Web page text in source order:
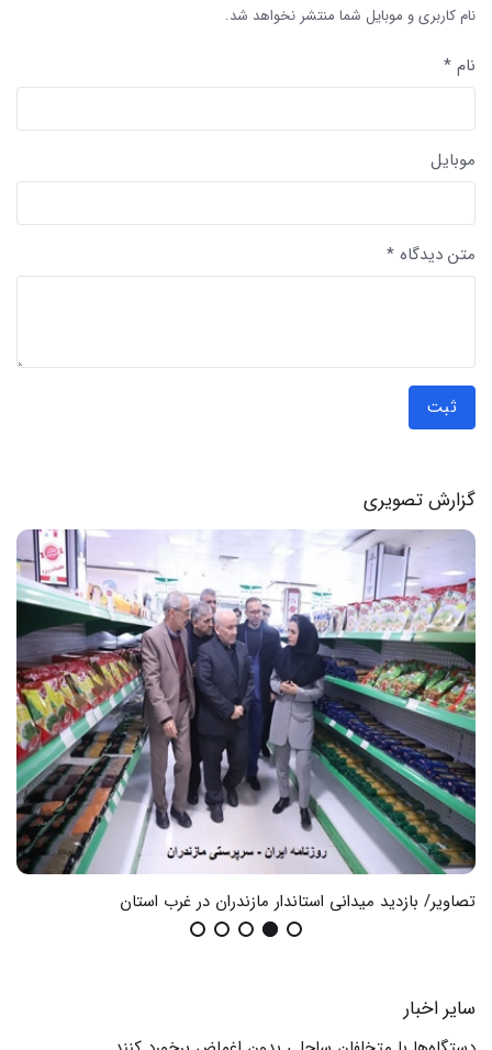
نام کاربری و موبایل شما منتشر نخواهد شد.
نام *
موبایل
متن دیدگاه *
ثبت
گزارش تصویری
تصاویر/ بازدید میدانی استاندار مازندران در غرب استان
سایر اخبار